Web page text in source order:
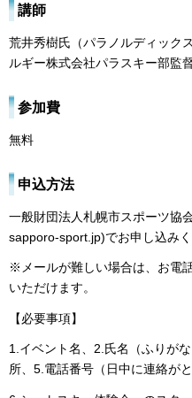
講師
荒井秀樹氏（パラノルディック
ルギー株式会社パラスキー部監
参加費
無料
申込方法
一般財団法人札幌市スポーツ協
sapporo-sport.jp)でお申し込みく
※メールが難しい場合は、お電
いただけます。
【必要事項】
1.イベント名、2.氏名（ふりが
所、5.電話番号（日中に連絡がと